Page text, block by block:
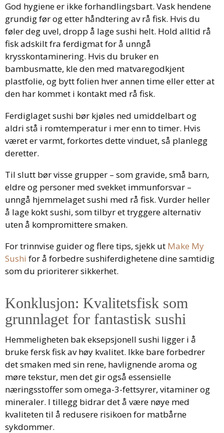
God hygiene er ikke forhandlingsbart. Vask hendene
grundig før og etter håndtering av rå fisk. Hvis du
føler deg uvel, dropp å lage sushi helt. Hold alltid rå
fisk adskilt fra ferdigmat for å unngå
krysskontaminering. Hvis du bruker en
bambusmatte, kle den med matvaregodkjent
plastfolie, og bytt folien hver annen time eller etter at
den har kommet i kontakt med rå fisk.
Ferdiglaget sushi bør kjøles ned umiddelbart og
aldri stå i romtemperatur i mer enn to timer. Hvis
været er varmt, forkortes dette vinduet, så planlegg
deretter.
Til slutt bør visse grupper – som gravide, små barn,
eldre og personer med svekket immunforsvar –
unngå hjemmelaget sushi med rå fisk. Vurder heller
å lage kokt sushi, som tilbyr et tryggere alternativ
uten å kompromittere smaken.
For trinnvise guider og flere tips, sjekk ut Make My
Sushi for å forbedre sushiferdighetene dine samtidig
som du prioriterer sikkerhet.
Konklusjon: Kvalitetsfisk som
grunnlaget for fantastisk sushi
Hemmeligheten bak eksepsjonell sushi ligger i å
bruke fersk fisk av høy kvalitet. Ikke bare forbedrer
det smaken med sin rene, havlignende aroma og
møre tekstur, men det gir også essensielle
næringsstoffer som omega-3-fettsyrer, vitaminer og
mineraler. I tillegg bidrar det å være nøye med
kvaliteten til å redusere risikoen for matbårne
sykdommer.